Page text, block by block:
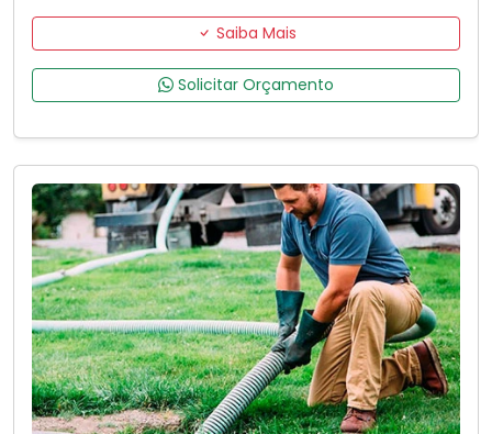
Saiba Mais
Solicitar Orçamento